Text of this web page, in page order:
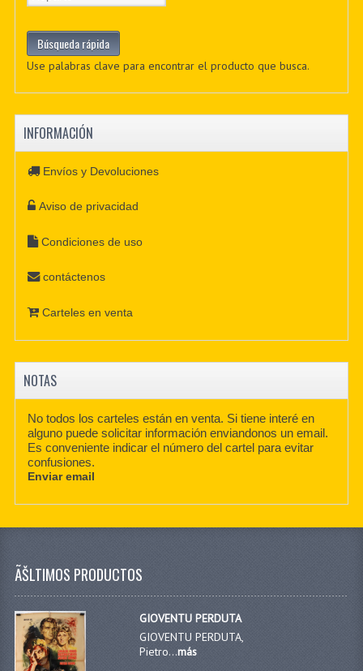
Use palabras clave para encontrar el producto que busca.
INFORMACIÓN
Envíos y Devoluciones
Aviso de privacidad
Condiciones de uso
contáctenos
Carteles en venta
NOTAS
No todos los carteles están en venta. Si tiene interé en
alguno puede solicitar información enviandonos un email.
Es conveniente indicar el número del cartel para evitar
confusiones.
Enviar email
ÃŠLTIMOS PRODUCTOS
GIOVENTU PERDUTA
GIOVENTU PERDUTA,
Pietro...más